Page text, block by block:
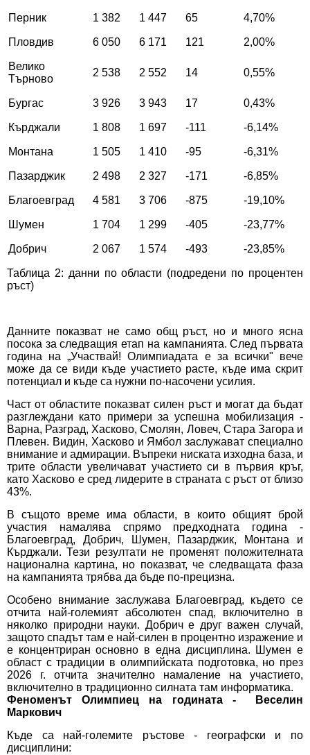
Перник 1 382 1 447 65 4,70%
Пловдив 6 050 6 171 121 2,00%
Велико
Търново
2 538 2 552 14 0,55%
Бургас 3 926 3 943 17 0,43%
Кърджали 1 808 1 697 -111 -6,14%
Монтана 1 505 1 410 -95 -6,31%
Пазарджик 2 498 2 327 -171 -6,85%
Благоевград 4 581 3 706 -875 -19,10%
Шумен 1 704 1 299 -405 -23,77%
Добрич 2 067 1 574 -493 -23,85%
Таблица 2: данни по области (подредени по процентен
ръст)
Данните показват не само общ ръст, но и много ясна
посока за следващия етап на кампанията. След първата
година на „Участвай! Олимпиадата е за всички" вече
може да се види къде участието расте, къде има скрит
потенциал и къде са нужни по-насочени усилия.
Част от областите показват силен ръст и могат да бъдат
разглеждани като примери за успешна мобилизация -
Варна, Разград, Хасково, Смолян, Ловеч, Стара Загора и
Плевен. Видин, Хасково и Ямбол заслужават специално
внимание и адмирации. Въпреки ниската изходна база, и
трите области увеличават участието си в първия кръг,
като Хасково е сред лидерите в страната с ръст от близо
43%.
В същото време има области, в които общият брой
участия намалява спрямо предходната година -
Благоевград, Добрич, Шумен, Пазарджик, Монтана и
Кърджали. Тези резултати не променят положителната
национална картина, но показват, че следващата фаза
на кампанията трябва да бъде по-прецизна.
Особено внимание заслужава Благоевград, където се
отчита най-големият абсолютен спад, включително в
няколко природни науки. Добрич е друг важен случай,
защото спадът там е най-силен в процентно изражение и
е концентриран основно в една дисциплина. Шумен е
област с традиции в олимпийската подготовка, но през
2026 г. отчита значително намаление на участието,
включително в традиционно силната там информатика.
Феноменът Олимпиец на годината - Веселин
Маркович
Къде са най-големите ръстове - географски и по
дисциплини: